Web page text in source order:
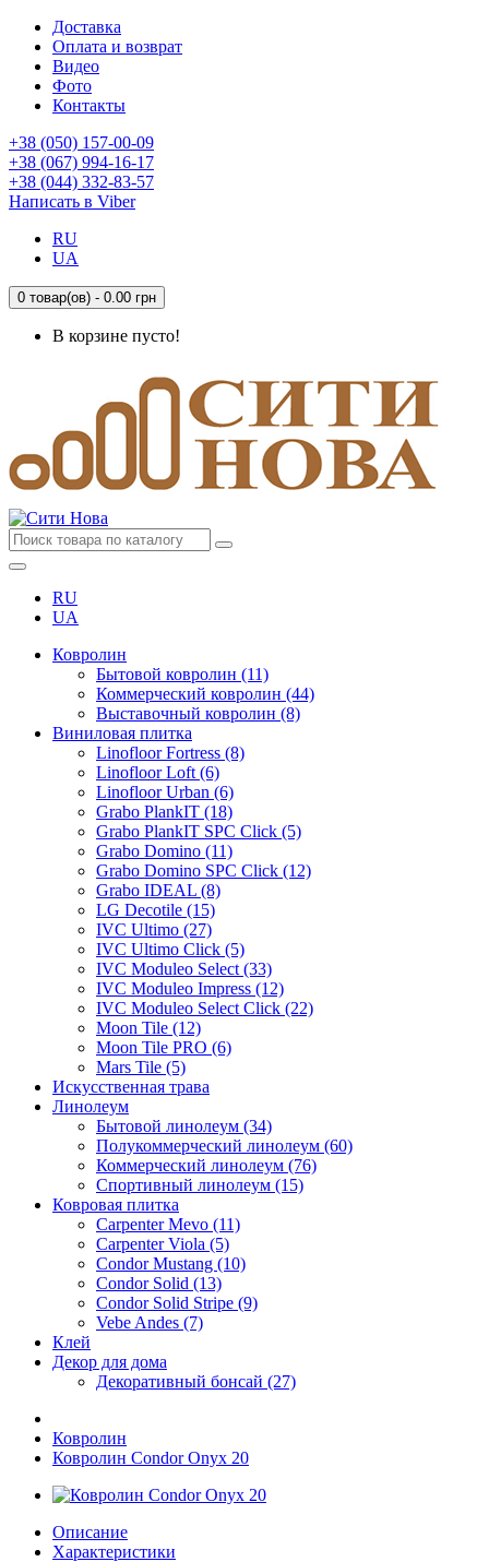
Доставка
Оплата и возврат
Видео
Фото
Контакты
+38 (050) 157-00-09
+38 (067) 994-16-17
+38 (044) 332-83-57
Написать в Viber
RU
UA
0 товар(ов) - 0.00 грн
В корзине пусто!
RU
UA
Ковролин
Бытовой ковролин (11)
Коммерческий ковролин (44)
Выставочный ковролин (8)
Виниловая плитка
Linofloor Fortress (8)
Linofloor Loft (6)
Linofloor Urban (6)
Grabo PlankIT (18)
Grabo PlankIT SPC Click (5)
Grabo Domino (11)
Grabo Domino SPC Click (12)
Grabo IDEAL (8)
LG Decotile (15)
IVC Ultimo (27)
IVC Ultimo Click (5)
IVC Moduleo Select (33)
IVC Moduleo Impress (12)
IVC Moduleo Select Click (22)
Moon Tile (12)
Moon Tile PRO (6)
Mars Tile (5)
Искусcтвенная трава
Линолеум
Бытовой линолеум (34)
Полукоммерческий линолеум (60)
Коммерческий линолеум (76)
Спортивный линолеум (15)
Ковровая плитка
Carpenter Mevo (11)
Carpenter Viola (5)
Condor Mustang (10)
Condor Solid (13)
Condor Solid Stripe (9)
Vebe Andes (7)
Клей
Декор для дома
Декоративный бонсай (27)
Ковролин
Ковролин Condor Onyx 20
Описание
Характеристики